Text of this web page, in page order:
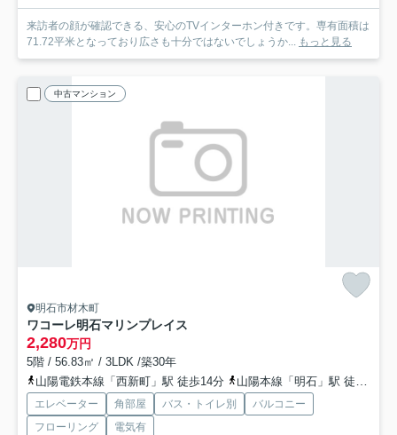
来訪者の顔が確認できる、安心のTVインターホン付きです。専有面積は
71.72平米となっており広さも十分ではないでしょうか... もっと見る
中古マンション
明石市材木町
ワコーレ明石マリンプレイス
2,280万円
5階 / 56.83㎡ / 3LDK /築30年
山陽電鉄本線「西新町」駅 徒歩14分
山陽本線「明石」駅 徒歩12分
エレベーター 角部屋 バス・トイレ別
バルコニー
フローリング
電気有